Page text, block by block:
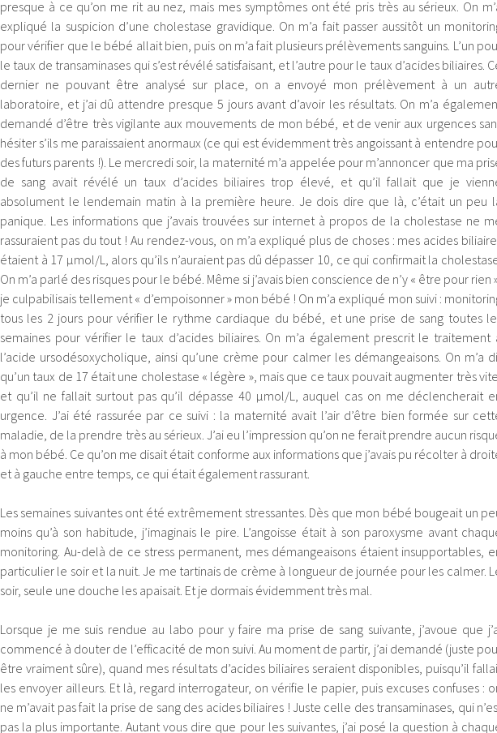
presque à ce qu’on me rit au nez, mais mes symptômes ont été pris très au sérieux. On
expliqué la suspicion d’une cholestase gravidique. On m’a fait passer aussitôt un
pour vérifier que le bébé allait bien, puis on m’a fait plusieurs prélèvements sanguins. L’un
le taux de transaminases qui s’est révélé satisfaisant, et l’autre pour le taux d’acides biliaires.
dernier ne pouvant être analysé sur place, on a envoyé mon prélèvement à un
laboratoire, et j’ai dû attendre presque 5 jours avant d’avoir les résultats. On m’a
demandé d’être très vigilante aux mouvements de mon bébé, et de venir aux urgences
hésiter s’ils me paraissaient anormaux (ce qui est évidemment très angoissant à entendre
des futurs parents !). Le mercredi soir, la maternité m’a appelée pour m’annoncer que ma
de sang avait révélé un taux d’acides biliaires trop élevé, et qu’il fallait que je
absolument le lendemain matin à la première heure. Je dois dire que là, c’était un peu
panique. Les informations que j’avais trouvées sur internet à propos de la cholestase ne
rassuraient pas du tout ! Au rendez-vous, on m’a expliqué plus de choses : mes acides
étaient à 17 µmol/L, alors qu’ils n’auraient pas dû dépasser 10, ce qui confirmait la
On m’a parlé des risques pour le bébé. Même si j’avais bien conscience de n’y « être pour rien
je culpabilisais tellement « d’empoisonner » mon bébé ! On m’a expliqué mon suivi :
tous les 2 jours pour vérifier le rythme cardiaque du bébé, et une prise de sang toutes
semaines pour vérifier le taux d’acides biliaires. On m’a également prescrit le traitement
l’acide ursodésoxycholique, ainsi qu’une crème pour calmer les démangeaisons. On m’a
qu’un taux de 17 était une cholestase « légère », mais que ce taux pouvait augmenter très
et qu’il ne fallait surtout pas qu’il dépasse 40 µmol/L, auquel cas on me déclencherait
urgence. J’ai été rassurée par ce suivi : la maternité avait l’air d’être bien formée sur
maladie, de la prendre très au sérieux. J’ai eu l’impression qu’on ne ferait prendre aucun
à mon bébé. Ce qu’on me disait était conforme aux informations que j’avais pu récolter à
et à gauche entre temps, ce qui était également rassurant.
Les semaines suivantes ont été extrêmement stressantes. Dès que mon bébé bougeait un
moins qu’à son habitude, j’imaginais le pire. L’angoisse était à son paroxysme avant
monitoring. Au-delà de ce stress permanent, mes démangeaisons étaient insupportables,
particulier le soir et la nuit. Je me tartinais de crème à longueur de journée pour les calmer.
soir, seule une douche les apaisait. Et je dormais évidemment très mal.
Lorsque je me suis rendue au labo pour y faire ma prise de sang suivante, j’avoue que
commencé à douter de l’efficacité de mon suivi. Au moment de partir, j’ai demandé (juste
être vraiment sûre), quand mes résultats d’acides biliaires seraient disponibles, puisqu’il
les envoyer ailleurs. Et là, regard interrogateur, on vérifie le papier, puis excuses confuses :
ne m’avait pas fait la prise de sang des acides biliaires ! Juste celle des transaminases, qui
pas la plus importante. Autant vous dire que pour les suivantes, j’ai posé la question à